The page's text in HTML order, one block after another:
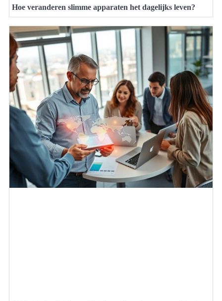
Hoe veranderen slimme apparaten het dagelijks leven?